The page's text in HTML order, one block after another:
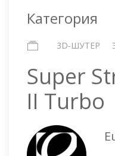
Категория
3D-ШУТЕР
Super
II Turbo